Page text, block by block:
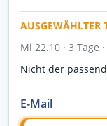
AUSGEWÄHLTER
Mi 22.10 · 3 Tage
Nicht der
E-Mail